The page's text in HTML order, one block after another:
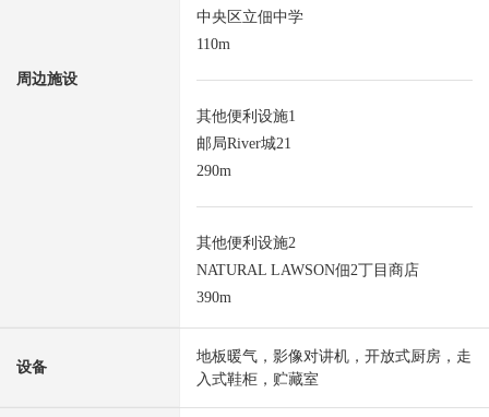
周边施设
中央区立佃中学
110m
其他便利设施1
邮局River城21
290m
其他便利设施2
NATURAL LAWSON佃2丁目商店
390m
设备
地板暖气，影像对讲机，开放式厨房，走
入式鞋柜，贮藏室